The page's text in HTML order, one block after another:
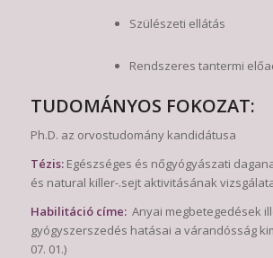
Szülészeti ellátás
Rendszeres tantermi
TUDOMÁNYOS FOKOZAT:
Ph.D. az orvostudomány kandidátusa
Tézis:Egészséges és nőgyógyászati
és natural killer-.sejt aktivitásának
Habilitáció címe: Anyai megbetegedések
gyógyszerszedés hatásai a várandósság
07. 01.)